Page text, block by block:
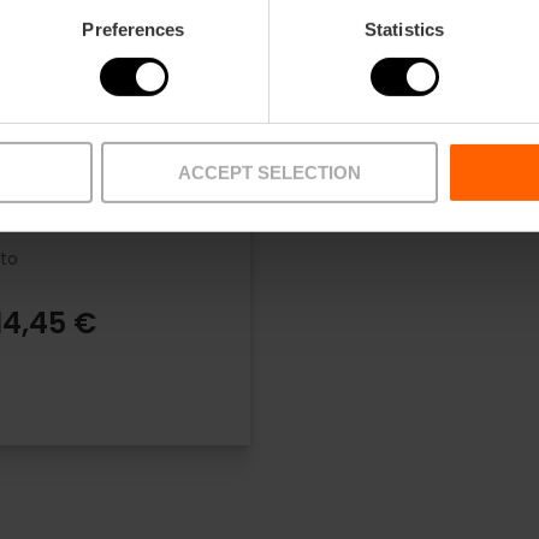
Preferences Statistics
ACCEPT SELECTION
Tourist Card
- 6 opiniones
€